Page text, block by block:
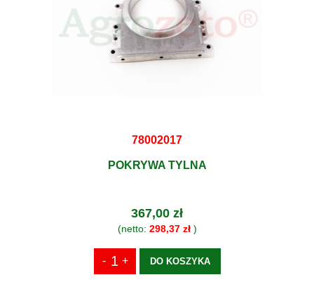
78002017
POKRYWA TYLNA
367,00 zł
(netto: 298,37 zł)
DO KOSZYKA